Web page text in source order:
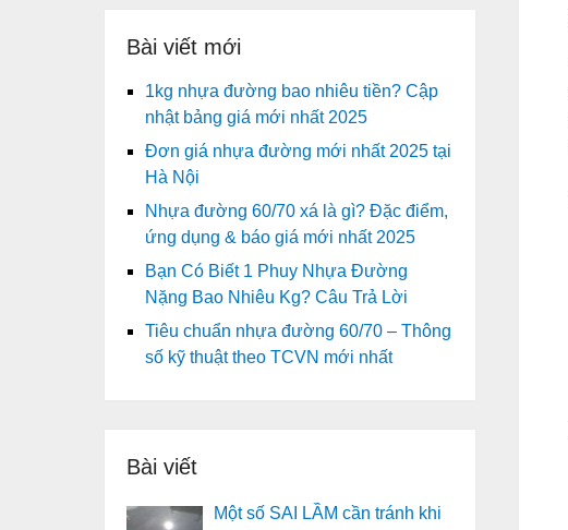
Bài viết mới
1kg nhựa đường bao nhiêu tiền? Cập
nhật bảng giá mới nhất 2025
Đơn giá nhựa đường mới nhất 2025 tại
Hà Nội
Nhựa đường 60/70 xá là gì? Đặc điểm,
ứng dụng & báo giá mới nhất 2025
Bạn Có Biết 1 Phuy Nhựa Đường
Nặng Bao Nhiêu Kg? Câu Trả Lời
Tiêu chuẩn nhựa đường 60/70 – Thông
số kỹ thuật theo TCVN mới nhất
Bài viết
Một số SAI LẦM cần tránh khi